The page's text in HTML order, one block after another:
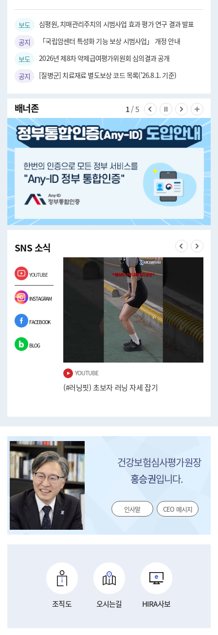
보도자료심평원, 치매관리주치의 시범사업 효과 평가 연구 결과 발표
공지사항 「국립암센터 특성화 기능 보상 시범사업」 개정 안내
보도자료2026년 제8차 약제급여평가위원회 심의결과 공개
공지사항[질병군] 치료재료 별도보상 코드 목록('26.8.1. 기준)
배너존 1/ 5 이전 슬라이드 보기
슬라이드 멈춤
다음 슬
전
SNS 소식
YOUTUBE
INSTAGRAM
FACEBOOK
BLOG
Previous
YOUTUBE
(#러닝핏) 초보자 러닝 자세 잡기
Next
건강보험심사평가원장
홍승권입니다.
인사말 CEO 메시지
조직도 오시는길 HIRA사보